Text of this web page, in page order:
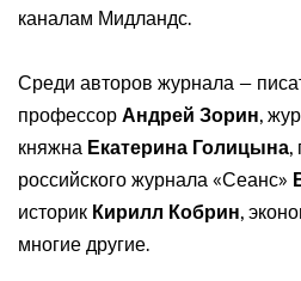
каналам Мидландс.
Среди авторов журнала —
профессор Андрей Зорин,
княжна Екатерина Голицына,
российского журнала «Сеанс»
историк Кирилл Кобрин,
многие другие.